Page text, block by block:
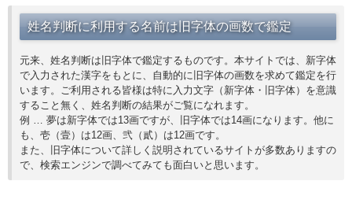
姓名判断に利用する名前は旧字体の画数で鑑定
元来、姓名判断は旧字体で鑑定するものです。本サイトでは、新字体
で入力された漢字をもとに、自動的に旧字体の画数を求めて鑑定を行
います。ご利用される皆様は特に入力文字（新字体・旧字体）を意識
すること無く、姓名判断の結果がご覧になれます。
例 … 夢は新字体では13画ですが、旧字体では14画になります。他に
も、壱（壹）は12画、弐（貳）は12画です。
また、旧字体について詳しく説明されているサイトが多数ありますの
で、検索エンジンで調べてみても面白いと思います。